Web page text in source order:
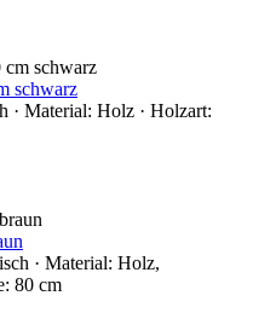
schwarz
· Material: Holz · Holzart:
· Material: Holz,
80 cm